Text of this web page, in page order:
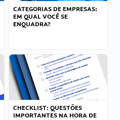
CATEGORIAS DE EMPRESAS:
EM QUAL VOCÊ SE
ENQUADRA?
CHECKLIST: QUESTÕES
IMPORTANTES NA HORA DE